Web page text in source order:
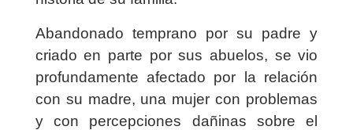
Abandonado temprano por su padre y
criado en parte por sus abuelos, se vio
profundamente afectado por la relación
con su madre, una mujer con problemas
y con percepciones dañinas sobre el